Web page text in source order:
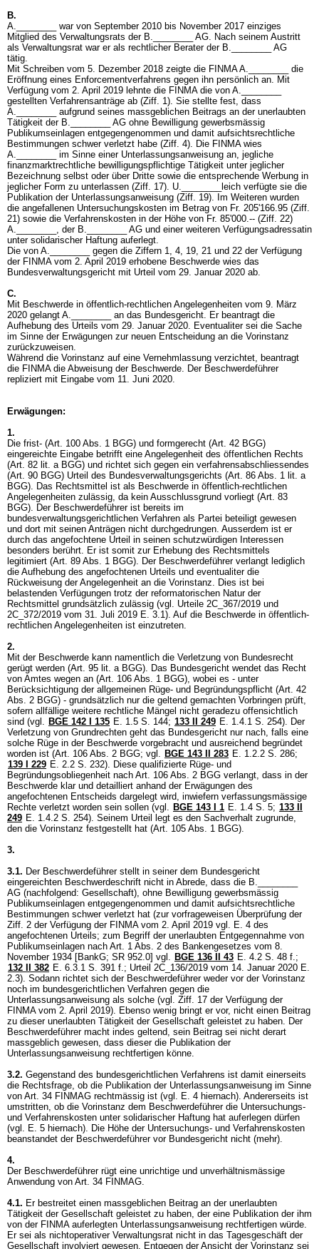
B.
A.________ war von September 2010 bis November 2017 einziges
Mitglied des Verwaltungsrats der B.________ AG. Nach seinem Austritt
als Verwaltungsrat war er als rechtlicher Berater der B.________ AG
tätig.
Mit Schreiben vom 5. Dezember 2018 zeigte die FINMA A.________ die
Eröffnung eines Enforcementverfahrens gegen ihn persönlich an. Mit
Verfügung vom 2. April 2019 lehnte die FINMA die von A.________
gestellten Verfahrensanträge ab (Ziff. 1). Sie stellte fest, dass
A.________ aufgrund seines massgeblichen Beitrags an der unerlaubten
Tätigkeit der B.________ AG ohne Bewilligung gewerbsmässig
Publikumseinlagen entgegengenommen und damit aufsichtsrechtliche
Bestimmungen schwer verletzt habe (Ziff. 4). Die FINMA wies
A.________ im Sinne einer Unterlassungsanweisung an, jegliche
finanzmarktrechtliche bewilligungspflichtige Tätigkeit unter jeglicher
Bezeichnung selbst oder über Dritte sowie die entsprechende Werbung in
jeglicher Form zu unterlassen (Ziff. 17). U.________leich verfügte sie die
Publikation der Unterlassungsanweisung (Ziff. 19). Im Weiteren wurden
die angefallenen Untersuchungskosten im Betrag von Fr. 205'166.95 (Ziff.
21) sowie die Verfahrenskosten in der Höhe von Fr. 85'000.-- (Ziff. 22)
A.________, der B.________ AG und einer weiteren Verfügungsadressatin
unter solidarischer Haftung auferlegt.
Die von A.________ gegen die Ziffern 1, 4, 19, 21 und 22 der Verfügung
der FINMA vom 2. April 2019 erhobene Beschwerde wies das
Bundesverwaltungsgericht mit Urteil vom 29. Januar 2020 ab.
C.
Mit Beschwerde in öffentlich-rechtlichen Angelegenheiten vom 9. März
2020 gelangt A.________ an das Bundesgericht. Er beantragt die
Aufhebung des Urteils vom 29. Januar 2020. Eventualiter sei die Sache
im Sinne der Erwägungen zur neuen Entscheidung an die Vorinstanz
zurückzuweisen.
Während die Vorinstanz auf eine Vernehmlassung verzichtet, beantragt
die FINMA die Abweisung der Beschwerde. Der Beschwerdeführer
repliziert mit Eingabe vom 11. Juni 2020.
Erwägungen:
1.
Die frist- (Art. 100 Abs. 1 BGG) und formgerecht (Art. 42 BGG)
eingereichte Eingabe betrifft eine Angelegenheit des öffentlichen Rechts
(Art. 82 lit. a BGG) und richtet sich gegen ein verfahrensabschliessendes
(Art. 90 BGG) Urteil des Bundesverwaltungsgerichts (Art. 86 Abs. 1 lit. a
BGG). Das Rechtsmittel ist als Beschwerde in öffentlich-rechtlichen
Angelegenheiten zulässig, da kein Ausschlussgrund vorliegt (Art. 83
BGG). Der Beschwerdeführer ist bereits im
bundesverwaltungsgerichtlichen Verfahren als Partei beteiligt gewesen
und dort mit seinen Anträgen nicht durchgedrungen. Ausserdem ist er
durch das angefochtene Urteil in seinen schutzwürdigen Interessen
besonders berührt. Er ist somit zur Erhebung des Rechtsmittels
legitimiert (Art. 89 Abs. 1 BGG). Der Beschwerdeführer verlangt lediglich
die Aufhebung des angefochtenen Urteils und eventualiter die
Rückweisung der Angelegenheit an die Vorinstanz. Dies ist bei
belastenden Verfügungen trotz der reformatorischen Natur der
Rechtsmittel grundsätzlich zulässig (vgl. Urteile 2C_367/2019 und
2C_372/2019 vom 31. Juli 2019 E. 3.1). Auf die Beschwerde in öffentlich-
rechtlichen Angelegenheiten ist einzutreten.
2.
Mit der Beschwerde kann namentlich die Verletzung von Bundesrecht
gerügt werden (Art. 95 lit. a BGG). Das Bundesgericht wendet das Recht
von Amtes wegen an (Art. 106 Abs. 1 BGG), wobei es - unter
Berücksichtigung der allgemeinen Rüge- und Begründungspflicht (Art. 42
Abs. 2 BGG) - grundsätzlich nur die geltend gemachten Vorbringen prüft,
sofern allfällige weitere rechtliche Mängel nicht geradezu offensichtlich
sind (vgl. BGE 142 I 135 E. 1.5 S. 144; 133 II 249 E. 1.4.1 S. 254). Der
Verletzung von Grundrechten geht das Bundesgericht nur nach, falls eine
solche Rüge in der Beschwerde vorgebracht und ausreichend begründet
worden ist (Art. 106 Abs. 2 BGG; vgl. BGE 143 II 283 E. 1.2.2 S. 286;
139 I 229 E. 2.2 S. 232). Diese qualifizierte Rüge- und
Begründungsobliegenheit nach Art. 106 Abs. 2 BGG verlangt, dass in der
Beschwerde klar und detailliert anhand der Erwägungen des
angefochtenen Entscheids dargelegt wird, inwiefern verfassungsmässige
Rechte verletzt worden sein sollen (vgl. BGE 143 I 1 E. 1.4 S. 5; 133 II
249 E. 1.4.2 S. 254). Seinem Urteil legt es den Sachverhalt zugrunde,
den die Vorinstanz festgestellt hat (Art. 105 Abs. 1 BGG).
3.
3.1. Der Beschwerdeführer stellt in seiner dem Bundesgericht
eingereichten Beschwerdeschrift nicht in Abrede, dass die B.________
AG (nachfolgend: Gesellschaft), ohne Bewilligung gewerbsmässig
Publikumseinlagen entgegengenommen und damit aufsichtsrechtliche
Bestimmungen schwer verletzt hat (zur vorfrageweisen Überprüfung der
Ziff. 2 der Verfügung der FINMA vom 2. April 2019 vgl. E. 4 des
angefochtenen Urteils; zum Begriff der unerlaubten Entgegennahme von
Publikumseinlagen nach Art. 1 Abs. 2 des Bankengesetzes vom 8.
November 1934 [BankG; SR 952.0] vgl. BGE 136 II 43 E. 4.2 S. 48 f.;
132 II 382 E. 6.3.1 S. 391 f.; Urteil 2C_136/2019 vom 14. Januar 2020 E.
2.3). Sodann richtet sich der Beschwerdeführer weder vor der Vorinstanz
noch im bundesgerichtlichen Verfahren gegen die
Unterlassungsanweisung als solche (vgl. Ziff. 17 der Verfügung der
FINMA vom 2. April 2019). Ebenso wenig bringt er vor, nicht einen Beitrag
zu dieser unerlaubten Tätigkeit der Gesellschaft geleistet zu haben. Der
Beschwerdeführer macht indes geltend, sein Beitrag sei nicht derart
massgeblich gewesen, dass dieser die Publikation der
Unterlassungsanweisung rechtfertigen könne.
3.2. Gegenstand des bundesgerichtlichen Verfahrens ist damit einerseits
die Rechtsfrage, ob die Publikation der Unterlassungsanweisung im Sinne
von Art. 34 FINMAG rechtmässig ist (vgl. E. 4 hiernach). Andererseits ist
umstritten, ob die Vorinstanz dem Beschwerdeführer die Untersuchungs-
und Verfahrenskosten unter solidarischer Haftung hat auferlegen dürfen
(vgl. E. 5 hiernach). Die Höhe der Untersuchungs- und Verfahrenskosten
beanstandet der Beschwerdeführer vor Bundesgericht nicht (mehr).
4.
Der Beschwerdeführer rügt eine unrichtige und unverhältnismässige
Anwendung von Art. 34 FINMAG.
4.1. Er bestreitet einen massgeblichen Beitrag an der unerlaubten
Tätigkeit der Gesellschaft geleistet zu haben, der eine Publikation der ihm
von der FINMA auferlegten Unterlassungsanweisung rechtfertigen würde.
Er sei als nichtoperativer Verwaltungsrat nicht in das Tagesgeschäft der
Gesellschaft involviert gewesen. Entgegen der Ansicht der Vorinstanz sei